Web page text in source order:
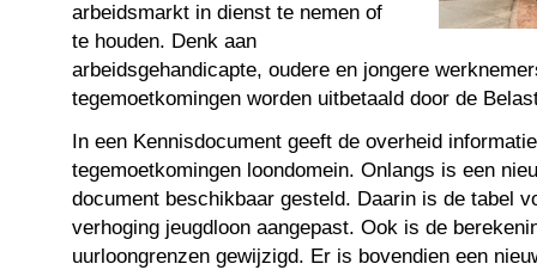
arbeidsmarkt in dienst te nemen of
te houden. Denk aan
arbeidsgehandicapte, oudere en jongere
tegemoetkomingen worden uitbetaald door de
In een Kennisdocument geeft de overheid
tegemoetkomingen loondomein. Onlangs is een
document beschikbaar gesteld. Daarin is de tabel
verhoging jeugdloon aangepast. Ook is de
uurloongrenzen gewijzigd. Er is bovendien een